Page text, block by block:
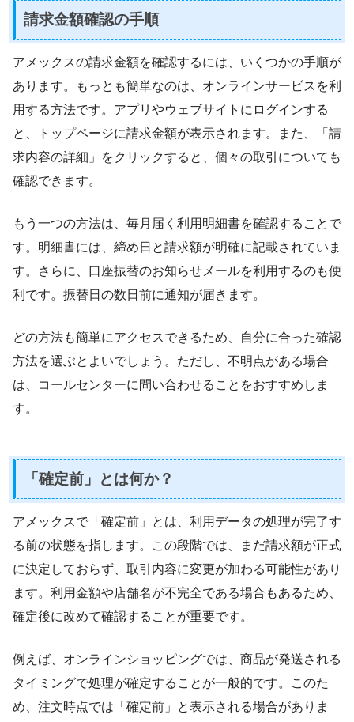
請求金額確認の手順
アメックスの請求金額を確認するには、いくつかの手順が
あります。もっとも簡単なのは、オンラインサービスを利
用する方法です。アプリやウェブサイトにログインする
と、トップページに請求金額が表示されます。また、「請
求内容の詳細」をクリックすると、個々の取引についても
確認できます。
もう一つの方法は、毎月届く利用明細書を確認することで
す。明細書には、締め日と請求額が明確に記載されていま
す。さらに、口座振替のお知らせメールを利用するのも便
利です。振替日の数日前に通知が届きます。
どの方法も簡単にアクセスできるため、自分に合った確認
方法を選ぶとよいでしょう。ただし、不明点がある場合
は、コールセンターに問い合わせることをおすすめしま
す。
「確定前」とは何か？
アメックスで「確定前」とは、利用データの処理が完了す
る前の状態を指します。この段階では、まだ請求額が正式
に決定しておらず、取引内容に変更が加わる可能性があり
ます。利用金額や店舗名が不完全である場合もあるため、
確定後に改めて確認することが重要です。
例えば、オンラインショッピングでは、商品が発送される
タイミングで処理が確定することが一般的です。このた
め、注文時点では「確定前」と表示される場合がありま